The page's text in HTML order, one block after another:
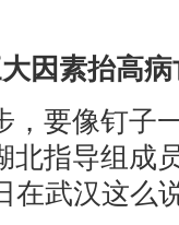
因素抬高
要像钉子
北指导组成
在武汉这么